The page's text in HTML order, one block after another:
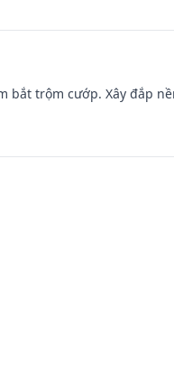
bắt trộm cướp. Xây đắp